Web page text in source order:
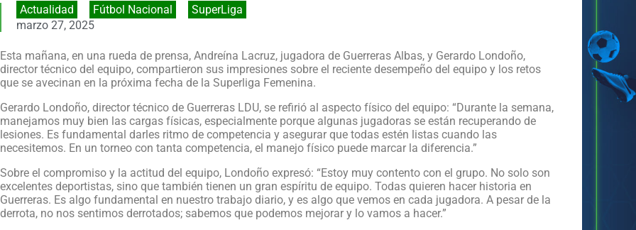
Actualidad Fútbol Nacional
SuperLiga
marzo 27, 2025
Esta mañana, en una rueda de prensa, Andreína Lacruz, jugadora de Guerreras Albas, y Gerardo Londoño,
director técnico del equipo, compartieron sus impresiones sobre el reciente desempeño del equipo y los retos
que se avecinan en la próxima fecha de la Superliga Femenina.
Gerardo Londoño, director técnico de Guerreras LDU, se refirió al aspecto físico del equipo: “Durante la semana,
manejamos muy bien las cargas físicas, especialmente porque algunas jugadoras se están recuperando de
lesiones. Es fundamental darles ritmo de competencia y asegurar que todas estén listas cuando las
necesitemos. En un torneo con tanta competencia, el manejo físico puede marcar la diferencia.”
Sobre el compromiso y la actitud del equipo, Londoño expresó: “Estoy muy contento con el grupo. No solo son
excelentes deportistas, sino que también tienen un gran espíritu de equipo. Todas quieren hacer historia en
Guerreras. Es algo fundamental en nuestro trabajo diario, y es algo que vemos en cada jugadora. A pesar de la
derrota, no nos sentimos derrotados; sabemos que podemos mejorar y lo vamos a hacer.”